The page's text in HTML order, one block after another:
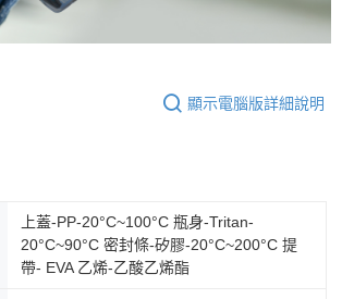
顯示電腦版詳細說明
上蓋-PP-20°C~100°C 瓶身-Tritan-
20°C~90°C 密封條-矽膠-20°C~200°C 提
帶- EVA 乙烯-乙酸乙烯酯